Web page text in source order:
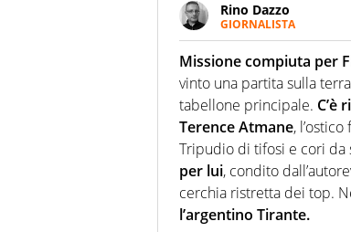
Rino Dazzo
GIORNALISTA
Se mai ci fosse
farebbe parte. Non
Missione compiuta per
vinto una partita sulla
tabellone principale. C’è
Terence Atmane,
Tripudio di tifosi e cori da
per lui, condito
cerchia ristretta dei top.
l’argentino Tirante.